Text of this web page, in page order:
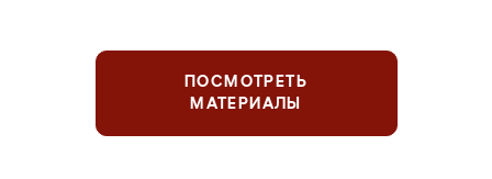
ПОСМОТРЕТЬ
МАТЕРИАЛЫ